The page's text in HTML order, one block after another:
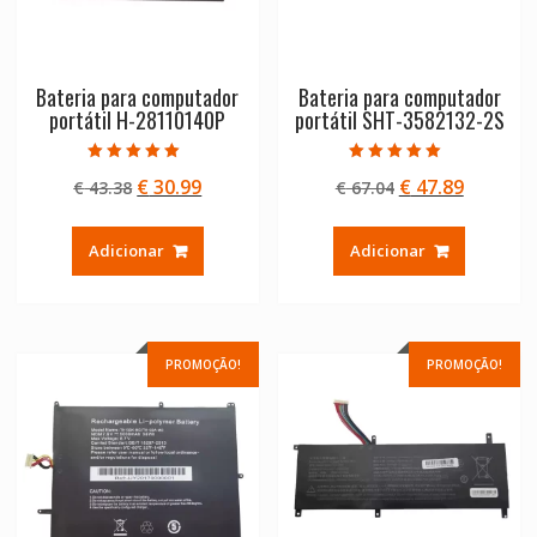
Bateria para computador
portátil H-28110140P
5.00
de 5
€43.38 O
original
era:
€30.99O
Adicionar
Bateria para computador
portátil SHT-3582132-2S
5.00
de 5
€67.04 O
original
era:
€47.89O
Adicionar
PROMOÇÃO! PROMOÇÃO!